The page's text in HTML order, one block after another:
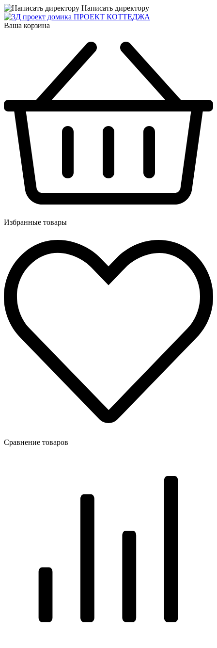
Написать директору
ПРОЕКТ КОТТЕДЖА
Ваша корзина
Избранные товары
Сравнение товаров